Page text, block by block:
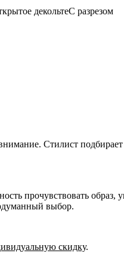
декольтеС разрезом
Стилист
прочувствовать
выбор.
скидку.